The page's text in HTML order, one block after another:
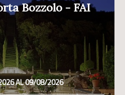
Bozzolo - FAI
AL 09/08/2026